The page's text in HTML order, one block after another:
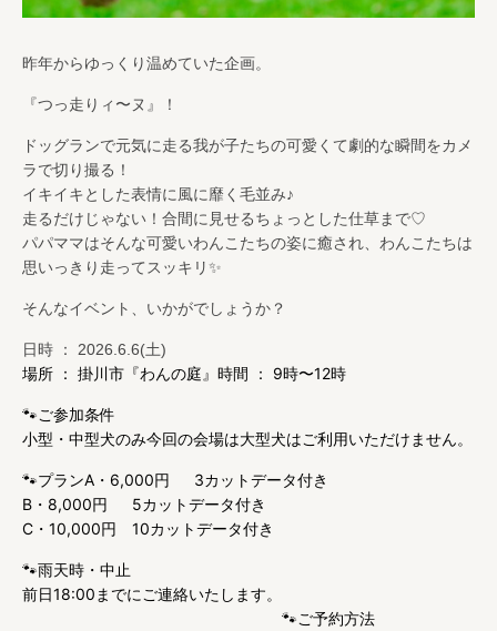
昨年からゆっくり温めていた企画。
『つっ走りィ〜ヌ』！
ドッグランで元気に走る我が子たちの可愛くて劇的な瞬間をカメ
ラで切り撮る！
イキイキとした表情に風に靡く毛並み♪
走るだけじゃない！合間に見せるちょっとした仕草まで♡
パパママはそんな可愛いわんこたちの姿に癒され、わんこたちは
思いっきり走ってスッキリ✨
そんなイベント、いかがでしょうか？
日時 ： 2026.6.6(土)
場所 ： 掛川市『わんの庭』 時間 ： 9時〜12時
🐾ご参加条件
小型・中型犬のみ今回の会場は大型犬はご利用いただけません。
🐾プランA・6,000円 3カットデータ付き
B・8,000円 5カットデータ付き
C・10,000円 10カットデータ付き
🐾雨天時・中止
前日18:00までにご連絡いたします。
🐾ご予約方法